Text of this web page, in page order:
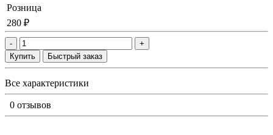
Розница
280 ₽
-
+
Купить
Быстрый заказ
Все характеристики
0 отзывов